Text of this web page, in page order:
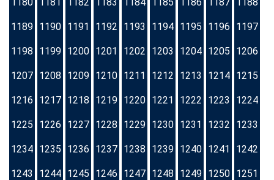
1189 1190 1191 1192 1193 1194 1195 1196 1197
1198 1199 1200 1201 1202 1203 1204 1205 1206
1207 1208 1209 1210 1211 1212 1213 1214 1215
1216 1217 1218 1219 1220 1221 1222 1223 1224
1225 1226 1227 1228 1229 1230 1231 1232 1233
1234 1235 1236 1237 1238 1239 1240 1241 1242
1243 1244 1245 1246 1247 1248 1249 1250 1251